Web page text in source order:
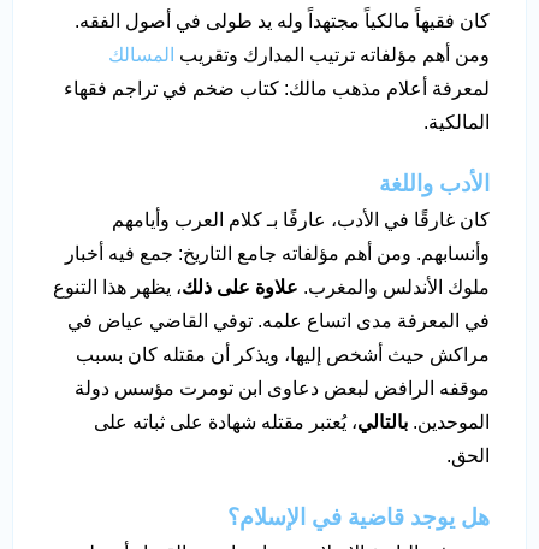
كان فقيهاً مالكياً مجتهداً وله يد طولى في أصول الفقه.
ومن أهم مؤلفاته ترتيب المدارك وتقريب المسالك
لمعرفة أعلام مذهب مالك: كتاب ضخم في تراجم فقهاء
المالكية.
الأدب واللغة
كان غارقًا في الأدب، عارفًا بـ كلام العرب وأيامهم
وأنسابهم. ومن أهم مؤلفاته جامع التاريخ: جمع فيه أخبار
ملوك الأندلس والمغرب. علاوة على ذلك، يظهر هذا التنوع
في المعرفة مدى اتساع علمه. توفي القاضي عياض في
مراكش حيث أشخص إليها، ويذكر أن مقتله كان بسبب
موقفه الرافض لبعض دعاوى ابن تومرت مؤسس دولة
الموحدين. بالتالي، يُعتبر مقتله شهادة على ثباته على
الحق.
هل يوجد قاضية في الإسلام؟